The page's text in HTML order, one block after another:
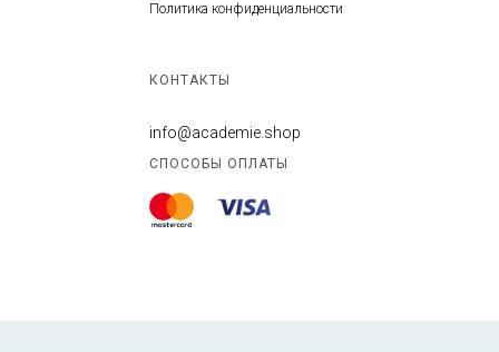
КОНТАКТЫ
info@academie.shop
СПОСОБЫ ОПЛАТЫ
Политика конфиденциальности